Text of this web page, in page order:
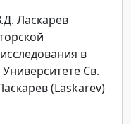
Ласкарев
в
Св.
(Laskarev)